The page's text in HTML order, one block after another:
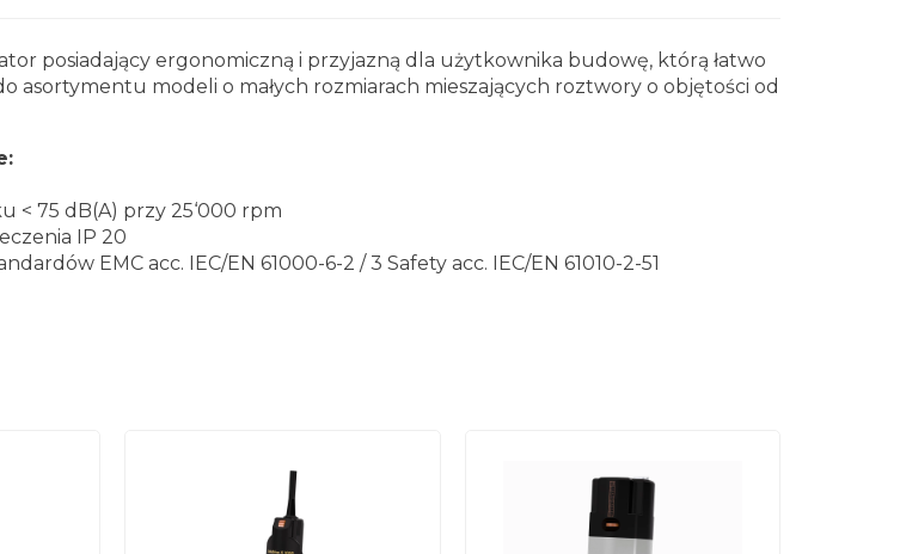
posiadający ergonomiczną i przyjazną dla użytkownika budowę, którą łatwo
asortymentu modeli o małych rozmiarach mieszających roztwory o objętości od
< 75 dB(A) przy 25‘000 rpm
IP 20
EMC acc. IEC/EN 61000-6-2 / 3 Safety acc. IEC/EN 61010-2-51